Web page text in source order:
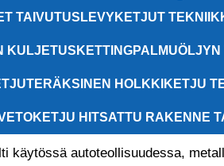
TAIVUTUSLEVYKETJUT
KULJETUSKETTINGPALMUÖLJYN
TERÄKSINEN HOLKKIKETJU
HITSATTU RAKENNE
käytössä autoteollisuudessa,